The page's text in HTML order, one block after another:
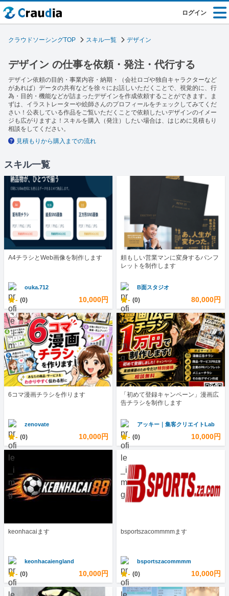
ログイン
クラウドソーシングTOP スキル一覧 デザイン
デザイン の仕事を依頼・発注・代行する
デザイン依頼の目的・事業内容・納期・（会社ロゴや独自キャラクターなど
があれば）データの共有などを徐々にお話しいただくことで、視覚的に、行
為・目的・機能などが詰まったデザインを作成依頼することができます。ま
ずは、イラストレーターや絵師さんのプロフィールをチェックしてみてくだ
さい！公表している作品をご覧いただくことで依頼したいデザインのイメー
ジも広がりますよ！スキルを購入（発注）したい場合は、はじめに見積もり
相談をしてください。
見積もりから購入までの流れ
スキル一覧
A4チラシとWeb画像を制作します
ouka.712
- (0) 10,000円
頼もしい営業マンに変身するパンフ
レットを制作します
B面スタジオ
- (0) 80,000円
6コマ漫画チラシを作ります
zenovate
- (0) 10,000円
「初めて登録キャンペーン」漫画広
告チラシを制作します
アッキー｜集客クリエイトLab
- (0) 10,000円
keonhacaiます
keonhacaiengland
- (0) 10,000円
bsportszacommmmます
bsportszacommmm
- (0) 10,000円